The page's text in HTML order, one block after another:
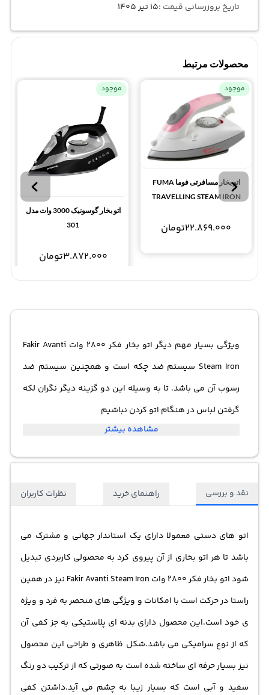
تاریخ بروزرسانی قیمت :۱۵ تیر ۱۴۰۵
محصولات مرتبط
موجود
اتو بخار مسافرتی فوما FUMA
TRAVELLING STEAM IRON
22.869.000تومان
موجود
اتو بخار گوسونیک 3000 وات مدل
301
3.872.000تومان
ویژگی بسیار مهم دیگر اتو بخار فکر 2800 وات Fakir Avanti
Steam Iron سیستم ضد چکه است و همچنین سیستم ضد
رسوب آن می باشد. تا به وسیله این دو گزینه دیگر نگران لکه
گرفتن لباس در هنگام اتو کردن نباشیم
مشاهده بیشتر
نقد و بررسی راهنمای خرید نظرات کاربران
اتو های دستی معمولا دارای یک استاندار جهانی و مشترک می
باشد تا هراتو بخاری از آن پیروی کرد به محصولی کاربردی تبدیل
شود اتو بخار فکر 2800 وات Fakir Avanti Steam Iron نیز در همین
راستا در حرکت است با امکانات و ویژگی های منحصر به فرد و ویژه
ی خود است.این محصول دارای بدنه ای پلاستیکی به جز کفی آن
که از نوع سرامیکی می باشد.شکل ظاهری و طراحی این محصول
نیز بسیار حرفه ای ساخته شده است به صورتی که از ترکیب دو رنگ
سفید و آبی است که بسیار زیبا به چشم می آید.داشتن کفی